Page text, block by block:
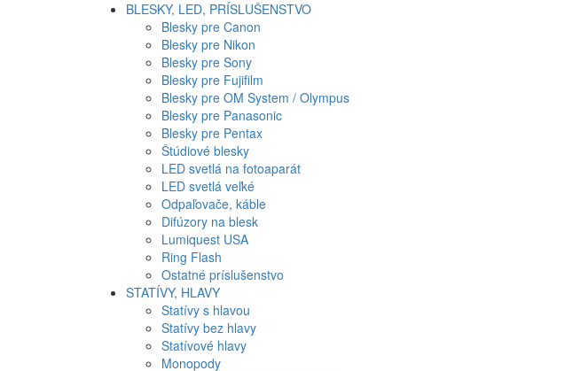
BLESKY, LED, PRÍSLUŠENSTVO
Blesky pre Canon
Blesky pre Nikon
Blesky pre Sony
Blesky pre Fujifilm
Blesky pre OM System / Olympus
Blesky pre Panasonic
Blesky pre Pentax
Štúdiové blesky
LED svetlá na fotoaparát
LED svetlá veľké
Odpaľovače, káble
Difúzory na blesk
Lumiquest USA
Ring Flash
Ostatné príslušenstvo
STATÍVY, HLAVY
Statívy s hlavou
Statívy bez hlavy
Statívové hlavy
Monopody